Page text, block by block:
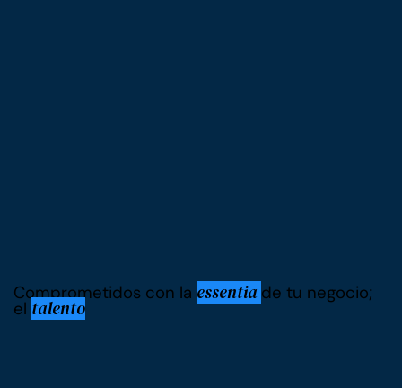
Comprometidos con la essentia de tu negocio;
el talento